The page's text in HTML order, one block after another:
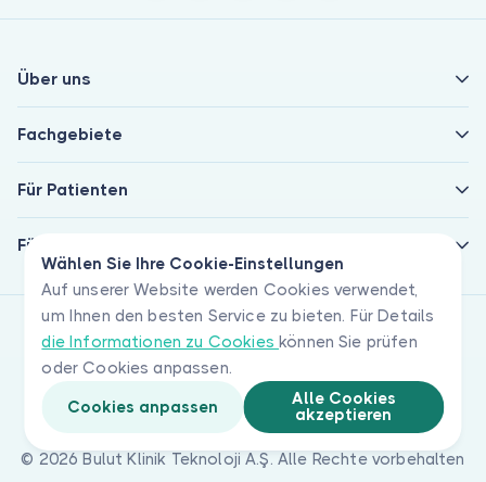
Wählen Sie Ihre Cookie-Einstellungen
Auf unserer Website werden Cookies verwendet,
um Ihnen den besten Service zu bieten. Für Details
die Informationen zu Cookieskönnen Sie prüfen
oder Cookies anpassen.
Cookies anpassen
Alle Cookies
akzeptieren
Über uns
Fachgebiete
Für Patienten
Für Ärzte
© 2026 Bulut Klinik Teknoloji A.Ş. Alle Rechte vorbehalten